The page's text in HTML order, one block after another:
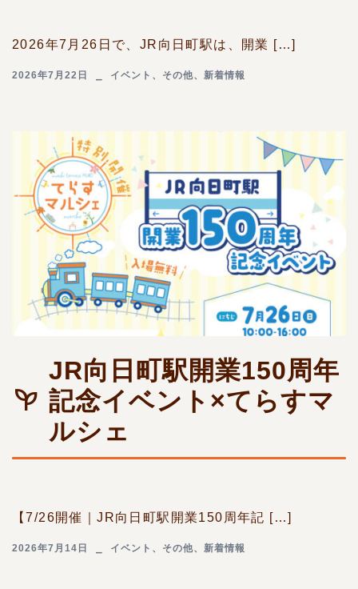
2026年7月26日で、JR向日町駅は、開業 […]
2026年7月22日 イベント 、 その他、 新着情報
JR向日町駅開業150周年
記念イベント×てらすマ
ルシェ
【7/26開催｜JR向日町駅開業150周年記 […]
2026年7月14日 イベント 、 その他、 新着情報